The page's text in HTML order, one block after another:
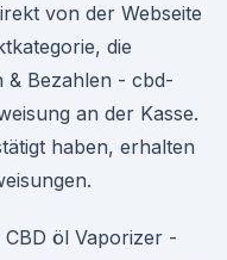
von der Webseite
die
& Bezahlen - cbd-
an der Kasse.
haben, erhalten
CBD öl Vaporizer -